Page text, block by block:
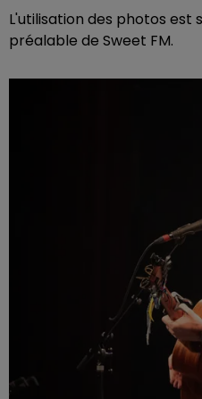
L'utilisation des photos est
préalable de Sweet FM.